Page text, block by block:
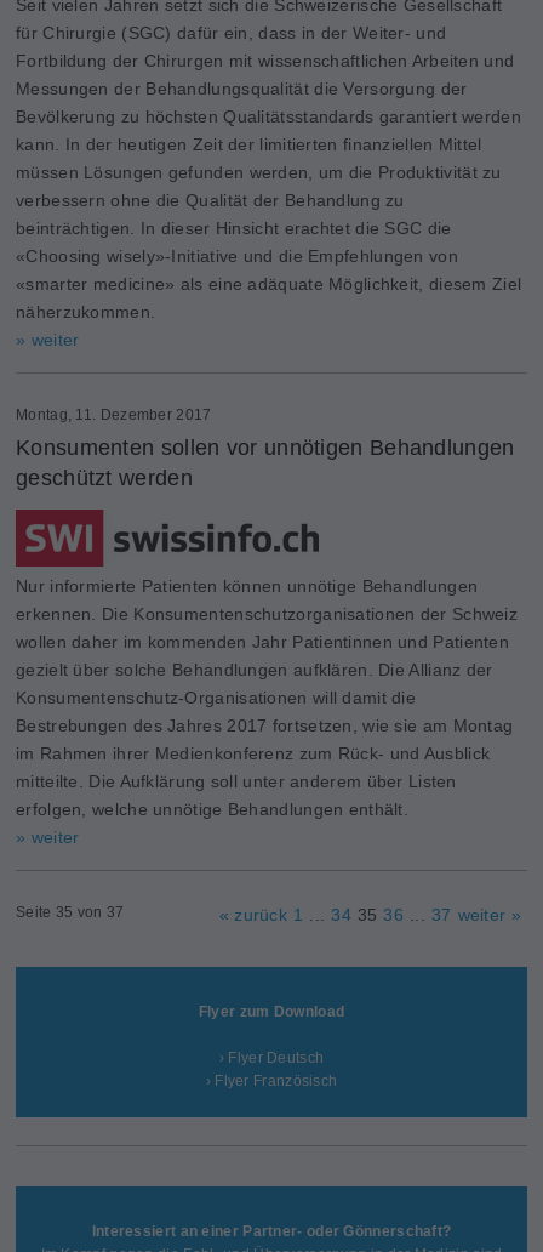
Seit vielen Jahren setzt sich die Schweizerische Gesellschaft
für Chirurgie (SGC) dafür ein, dass in der Weiter- und
Fortbildung der Chirurgen mit wissenschaftlichen Arbeiten und
Messungen der Behandlungsqualität die Versorgung der
Bevölkerung zu höchsten Qualitätsstandards garantiert werden
kann. In der heutigen Zeit der limitierten finanziellen Mittel
müssen Lösungen gefunden werden, um die Produktivität zu
verbessern ohne die Qualität der Behandlung zu
beinträchtigen. In dieser Hinsicht erachtet die SGC die
«Choosing wisely»-Initiative und die Empfehlungen von
«smarter medicine» als eine adäquate Möglichkeit, diesem Ziel
näherzukommen.
» weiter
Montag, 11. Dezember 2017
Konsumenten sollen vor unnötigen Behandlungen
geschützt werden
Nur informierte Patienten können unnötige Behandlungen
erkennen. Die Konsumentenschutzorganisationen der Schweiz
wollen daher im kommenden Jahr Patientinnen und Patienten
gezielt über solche Behandlungen aufklären. Die Allianz der
Konsumentenschutz-Organisationen will damit die
Bestrebungen des Jahres 2017 fortsetzen, wie sie am Montag
im Rahmen ihrer Medienkonferenz zum Rück- und Ausblick
mitteilte. Die Aufklärung soll unter anderem über Listen
erfolgen, welche unnötige Behandlungen enthält.
» weiter
Seite 35 von 37 « zurück 1 34 35 36 37 weiter »
Flyer zum Download
› Flyer Deutsch
› Flyer Französisch
Interessiert an einer Partner- oder Gönnerschaft?